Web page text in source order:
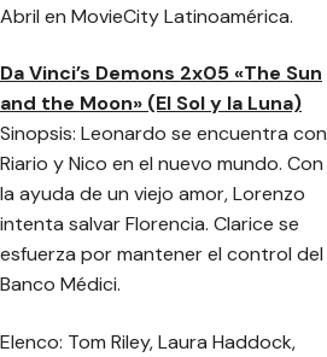
Abril en MovieCity Latinoamérica.
Da Vinci’s Demons 2x05 «The Sun
and the Moon» (El Sol y la Luna)
Sinopsis: Leonardo se encuentra con
Riario y Nico en el nuevo mundo. Con
la ayuda de un viejo amor, Lorenzo
intenta salvar Florencia. Clarice se
esfuerza por mantener el control del
Banco Médici.
Elenco: Tom Riley, Laura Haddock,